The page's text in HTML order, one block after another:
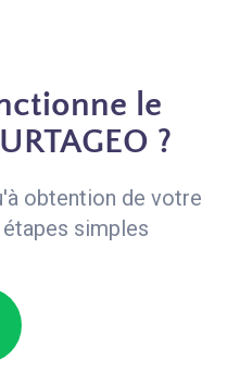
le
?
obtention de votre
simples